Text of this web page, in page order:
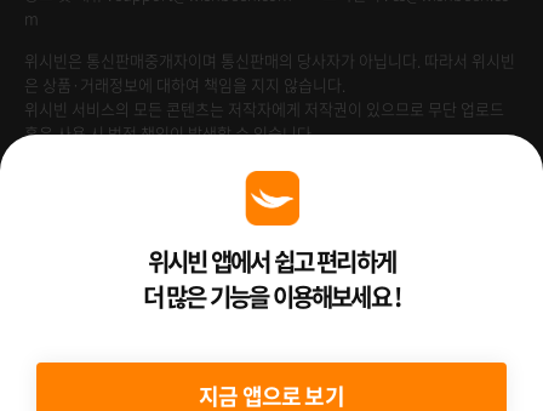
m
위시빈은 통신판매중개자이며 통신판매의 당사자가 아닙니다. 따라서 위시빈
은 상품·거래정보에 대하여 책임을 지지 않습니다.
위시빈 서비스의 모든 콘텐츠는 저작자에게 저작권이 있으므로 무단 업로드
혹은 사용 시 법적 책임이 발생할 수 있습니다.
Venture Enterprise위시빈 앱에서 쉽고 편리하게
더 많은 기능을 이용해보세요 !
지금 앱으로 보기